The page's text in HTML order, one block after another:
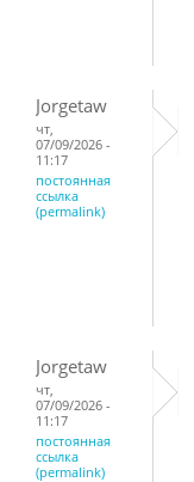
Jorgetaw
чт,
07/09/2026 -
11:17
постоянная
ссылка
(permalink)
Jorgetaw
чт,
07/09/2026 -
11:17
постоянная
ссылка
(permalink)